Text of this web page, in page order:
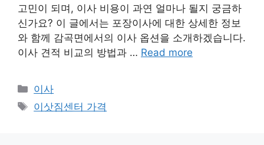
고민이 되며, 이사 비용이 과연 얼마나 될지 궁금하
신가요? 이 글에서는 포장이사에 대한 상세한 정보
와 함께 감곡면에서의 이사 옵션을 소개하겠습니다.
이사 견적 비교의 방법과 … Read more
Categories
이사
Tags
이삿짐센터 가격